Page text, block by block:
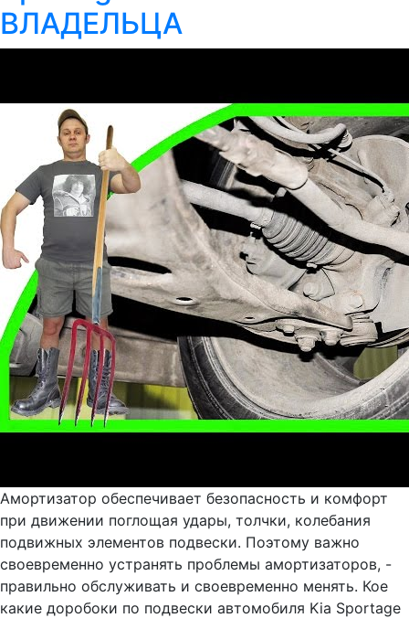
ВЛАДЕЛЬЦА
Амортизатор обеспечивает безопасность и комфорт
при движении поглощая удары, толчки, колебания
подвижных элементов подвески. Поэтому важно
своевременно устранять проблемы амортизаторов, -
правильно обслуживать и своевременно менять. Кое
какие доробоки по подвески автомобиля Kia Sportage